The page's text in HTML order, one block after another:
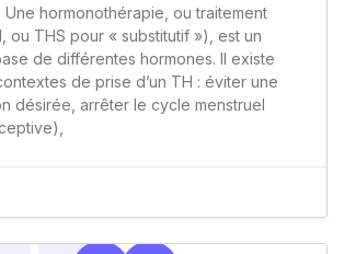
Une hormonothérapie, ou traitement
ou THS pour « substitutif »), est un
de différentes hormones. Il existe
de prise d’un TH : éviter une
désirée, arrêter le cycle menstruel